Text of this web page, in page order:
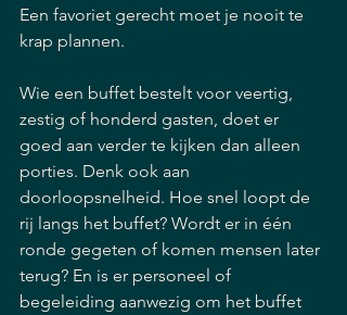
Een favoriet gerecht moet je nooit te
krap plannen.
Wie een buffet bestelt voor veertig,
zestig of honderd gasten, doet er
goed aan verder te kijken dan alleen
porties. Denk ook aan
doorloopsnelheid. Hoe snel loopt de
rij langs het buffet? Wordt er in één
ronde gegeten of komen mensen later
terug? En is er personeel of
begeleiding aanwezig om het buffet